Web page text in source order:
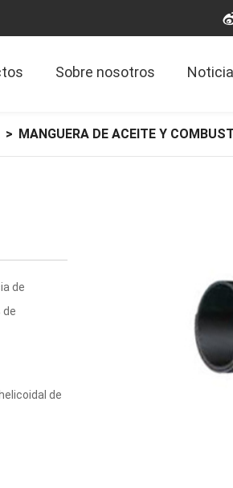
Sobre nosotros
> MANGUERA DE ACEITE Y
de
de
de